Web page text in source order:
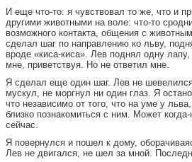
И еще что-то: я чувствовал то же, что и
другими животными на воле: что-то
возможного контакта, общения с
сделал шаг по направлению ко льву,
вроде «киса-киса». Лев поднял одну
мне, приветствуя. Но не ответил мне.
Я сделал еще один шаг. Лев не
мускул, не моргнул ни один глаз. Я
что независимо от того, что на уме у
близко познакомиться с ним. Может
сейчас.
Я повернулся и пошел к дому,
Лев не двигался, не шел за мной.